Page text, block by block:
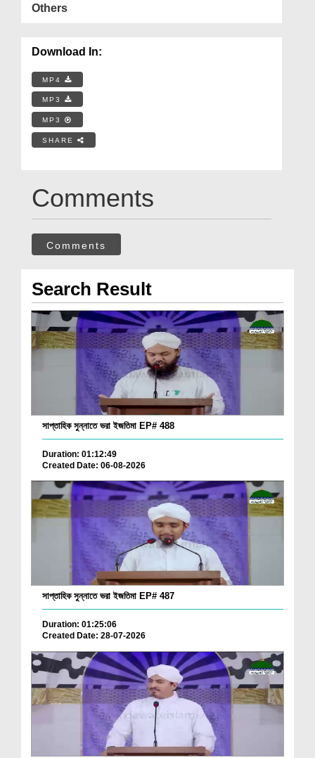
Others
Download In:
MP4
MP3
MP3
SHARE
Comments
Comments
Search Result
সাপ্তাহিক সুন্নাতে ভরা ইজতিমা EP# 488
Duration: 01:12:49
Created Date: 06-08-2026
সাপ্তাহিক সুন্নাতে ভরা ইজতিমা EP# 487
Duration: 01:25:06
Created Date: 28-07-2026